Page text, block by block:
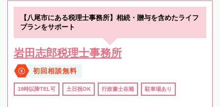
【八尾市にある税理士事務所】相続・贈与を含めたライフ
プランをサポート
岩田志郎税理士事務所
初回相談無料
19時以降TEL可 土日祝OK 行政書士在籍 駐車場あり